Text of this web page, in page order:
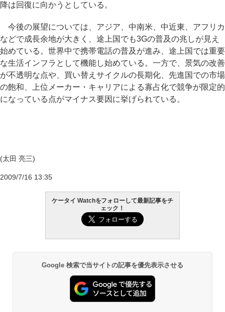
降は回復に向かうとしている。
今後の展望については、アジア、中南米、中近東、アフリカ
などで成長余地が大きく、途上国でも3Gの普及の兆しが見え
始めている。世界中で携帯電話の普及が進み、途上国では重要
な生活インフラとして機能し始めている。一方で、景気の改善
が不透明な点や、買い替えサイクルの長期化、先進国での市場
の飽和、上位メーカー・キャリアによる寡占化で競争が限定的
になっている点がマイナス要因に挙げられている。
(太田 亮三)
2009/7/16 13:35
ケータイ Watchをフォローして最新記事をチ
ェック！
Google 検索で当サイトの記事を優先表示させる